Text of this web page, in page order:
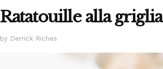
Ratatouille alla griglia
by Derrick Riches